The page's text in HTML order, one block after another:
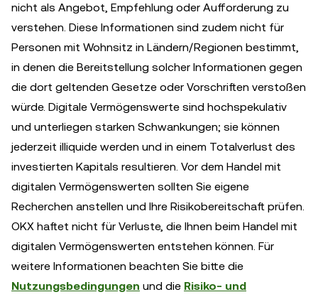
nicht als Angebot, Empfehlung oder Aufforderung zu
verstehen. Diese Informationen sind zudem nicht für
Personen mit Wohnsitz in Ländern/Regionen bestimmt,
in denen die Bereitstellung solcher Informationen gegen
die dort geltenden Gesetze oder Vorschriften verstoßen
würde. Digitale Vermögenswerte sind hochspekulativ
und unterliegen starken Schwankungen; sie können
jederzeit illiquide werden und in einem Totalverlust des
investierten Kapitals resultieren. Vor dem Handel mit
digitalen Vermögenswerten sollten Sie eigene
Recherchen anstellen und Ihre Risikobereitschaft prüfen.
OKX haftet nicht für Verluste, die Ihnen beim Handel mit
digitalen Vermögenswerten entstehen können. Für
weitere Informationen beachten Sie bitte die
Nutzungsbedingungen und die Risiko- und